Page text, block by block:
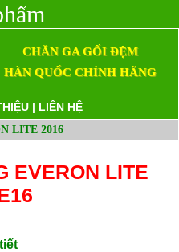
CHĂN GA GỐI ĐỆM
HÀN QUỐC CHÍNH HÃNG
| LIÊN HỆ
LITE 2016
EVERON LITE